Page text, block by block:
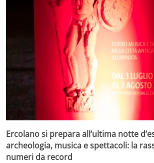
Ercolano si prepara all’ultima notte
archeologia, musica e spettacoli: la
numeri da record